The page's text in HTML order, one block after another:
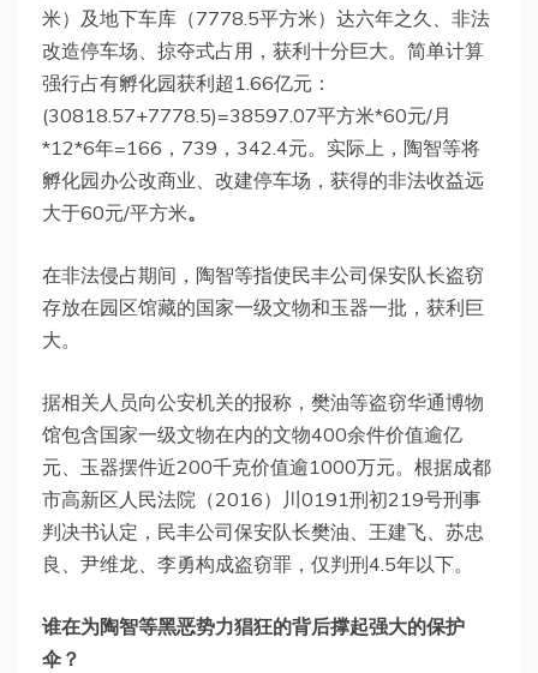
米）及地下车库（7778.5平方米）达六年之久、非法
改造停车场、掠夺式占用，获利十分巨大。简单计算
强行占有孵化园获利超1.66亿元：
(30818.57+7778.5)=38597.07平方米*60元/月
*12*6年=166，739，342.4元。实际上，陶智等将
孵化园办公改商业、改建停车场，获得的非法收益远
大于60元/平方米。
在非法侵占期间，陶智等指使民丰公司保安队长盗窃
存放在园区馆藏的国家一级文物和玉器一批，获利巨
大。
据相关人员向公安机关的报称，樊油等盗窃华通博物
馆包含国家一级文物在内的文物400余件价值逾亿
元、玉器摆件近200千克价值逾1000万元。根据成都
市高新区人民法院（2016）川0191刑初219号刑事
判决书认定，民丰公司保安队长樊油、王建飞、苏忠
良、尹维龙、李勇构成盗窃罪，仅判刑4.5年以下。
谁在为陶智等黑恶势力猖狂的背后撑起强大的保护
伞？